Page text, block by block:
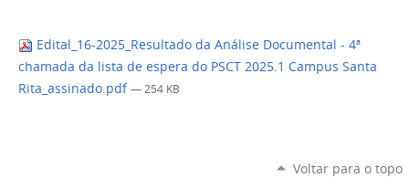
Edital_16-2025_Resultado da Análise Documental - 4ª
chamada da lista de espera do PSCT 2025.1 Campus Santa
Rita_assinado.pdf — 254 KB
Voltar para o topo